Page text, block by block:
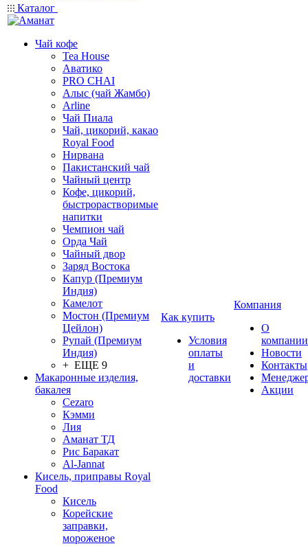
Каталог
Чай кофе
Tea House
Аватико
PRO CHAI
Алыс (чай Жамбо)
Arline
Чай Пиала
Чай, цикорий, какао
Royal Food
Нирвана
Пакистанский чай
Чайный центр
Кофе, цикорий,
быстрорастворимые
напитки
Чемпион чай
Орда Чай
Чайный двор
Заряд Востока
Капур (Премиум
Индия)
Камелот
Мостон (Премиум
Цейлон)
Рупай (Премиум
Индия)
+ ЕЩЕ 9
Макаронные изделия,
бакалея
Cezaro
Кэмми
Лия
Аманат ТД
Рис Баракат
Al-Jannat
Кисель, приправы Royal
Food
Кисель
Корейские
заправки,
мороженое
Как купить
Условия
оплаты
и
доставки
Компания
О
компании
Новости
Контакты
Акции